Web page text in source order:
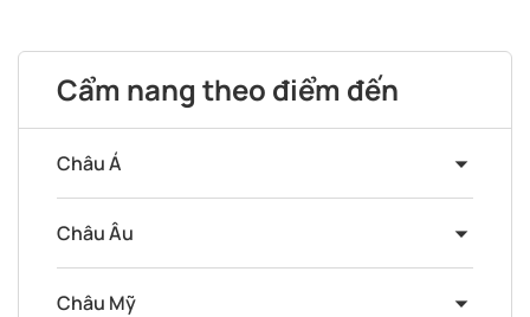
Cẩm nang theo điểm đến
Châu Á
Châu Âu
Châu Mỹ